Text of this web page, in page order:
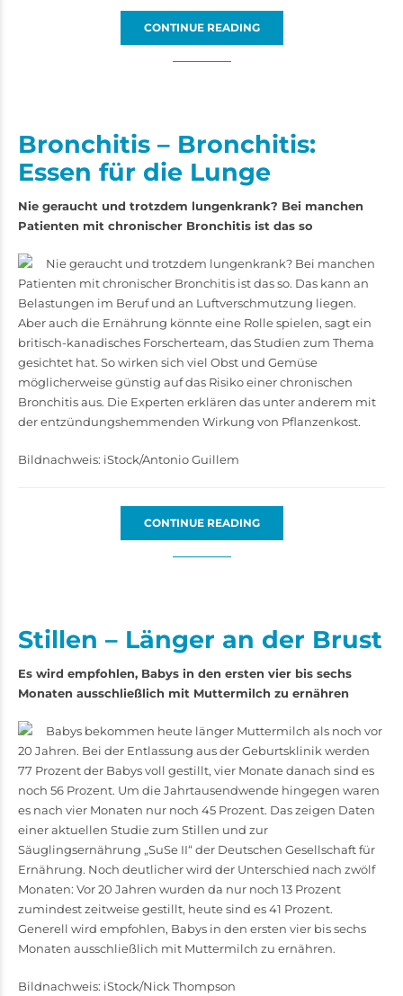
CONTINUE READING
Bronchitis – Bronchitis:
Essen für die Lunge
Nie geraucht und trotzdem lungenkrank? Bei manchen
Patienten mit chronischer Bronchitis ist das so
Nie geraucht und trotzdem lungenkrank? Bei manchen
Patienten mit chronischer Bronchitis ist das so. Das kann an
Belastungen im Beruf und an Luftverschmutzung liegen.
Aber auch die Ernährung könnte eine Rolle spielen, sagt ein
britisch-­kanadisches Forscherteam, das Studien zum ­­Thema
gesichtet hat. So wirken sich viel Obst und Gemüse
möglicherweise günstig auf das Risiko einer chronischen
Bronchitis aus. Die Experten erklären das unter anderem mit
der entzündungshemmenden Wirkung von Pflanzenkost.
Bildnachweis: iStock/Antonio Guillem
CONTINUE READING
Stillen – Länger an der Brust
Es wird empfohlen, Babys in den ersten vier bis sechs
Monaten ausschließlich mit Muttermilch zu ernähren
Babys bekommen heute länger Muttermilch als noch vor
20 Jahren. Bei der Entlassung aus der Geburtsklinik werden
77 Prozent der Babys voll gestillt, vier Monate danach sind es
noch 56 Prozent. Um die Jahrtausendwende hingegen waren
es nach vier Monaten nur noch 45 Prozent. Das zeigen Daten
einer aktuellen Studie zum Stillen und zur
Säuglingsernährung „SuSe II“ der Deutschen Gesellschaft für
Ernährung. Noch deutlicher wird der Unterschied nach zwölf
Monaten: Vor 20 Jahren wurden da nur noch 13 Prozent
zumindest zeitweise gestillt, heute sind es 41 Prozent.
Generell wird empfohlen, Babys in den ersten vier bis sechs
Monaten ausschließlich mit Muttermilch zu ernähren.
Bildnachweis: iStock/Nick Thompson